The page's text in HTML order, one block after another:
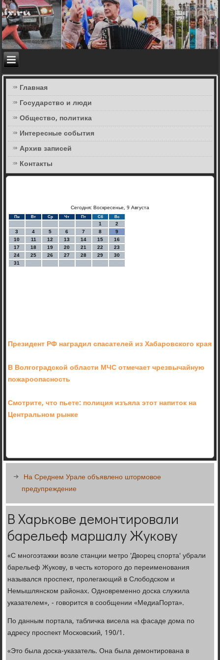
Главная
Государство и люди
Общество, политика
Интересные события
Архив записей
Контакты
Сегодня: Воскресенье, 9 Августа
Пн Вт Ср Чт Пт Сб Вс
1
2
3
4 5 6 7 8
9
10
11 12 13 14 15
16
17
18 19 20 21 22
23
24
25 26 27 28 29
30
31
Президент РФ наградил спасателей из Хабаровского края
В Волгоградской области МЧС отмечает чрезвычайную
пожароопасность
Смотрите, что пьете: полиция изъяла этот напиток на
Центральном рынке
На Среднем Урале объявлено штормовое
предупреждение
В Харькове демонтировали
барельеф маршалу Жукову
«С многоэтажки возле станции метро 'Дворец спорта' убрали
барельеф Жукову, в честь которого до переименования
назывался проспект, пролегающий в Слободском и
Немышлянском районах. Одновременно доска служила
указателем», - говорится в сообщении «МедиаПорта».
По данным портала, табличка висела на фасаде дома по
адресу проспект Московский, 190/1.
«Это была доска-указатель. Она была демонтирована в